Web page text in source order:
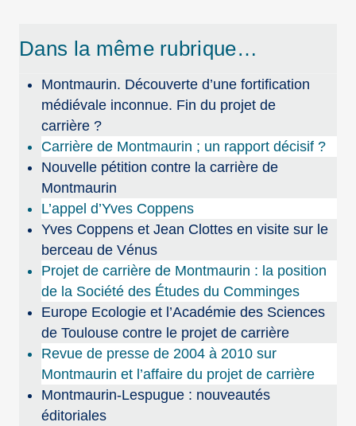
Dans la même rubrique…
Montmaurin. Découverte d’une fortification
médiévale inconnue. Fin du projet de
carrière ?
Carrière de Montmaurin ; un rapport décisif ?
Nouvelle pétition contre la carrière de
Montmaurin
L’appel d’Yves Coppens
Yves Coppens et Jean Clottes en visite sur le
berceau de Vénus
Projet de carrière de Montmaurin : la position
de la Société des Études du Comminges
Europe Ecologie et l’Académie des Sciences
de Toulouse contre le projet de carrière
Revue de presse de 2004 à 2010 sur
Montmaurin et l’affaire du projet de carrière
Montmaurin-Lespugue : nouveautés
éditoriales